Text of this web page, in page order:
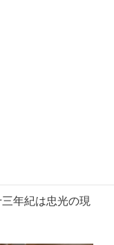
年紀は忠光の現